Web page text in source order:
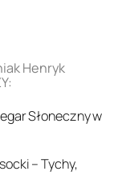
Henryk
Słoneczny w
– Tychy,